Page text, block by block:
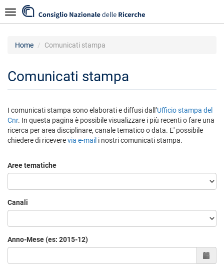
al
contenuto
Navigazione
Home Comunicati stampa
Comunicati stampa
I comunicati stampa sono elaborati e diffusi dall’Ufficio stampa del
Cnr. In questa pagina è possibile visualizzare i più recenti o fare una
ricerca per area disciplinare, canale tematico o data. E' possibile
chiedere di riceverevia e-mail i nostri comunicati stampa.
Aree tematiche
Canali
Anno-Mese (es: 2015-12)